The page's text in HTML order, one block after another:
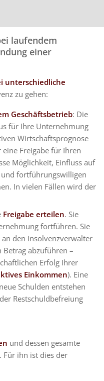
laufendem
einer
unterschiedliche
zu gehen:
Geschäftsbetrieb: Die
für Ihre Unternehmung
Wirtschaftsprognose
Freigabe für Ihren
Möglichkeit, Einfluss auf
fortführungswilligen
In vielen Fällen wird der
Freigabe erteilen. Sie
fortführen. Sie
den Insolvenzverwalter
abzuführen –
Erfolg Ihrer
Einkommen). Eine
Schulden entstehen
Restschuldbefreiung
und dessen gesamte
Für ihn ist dies der